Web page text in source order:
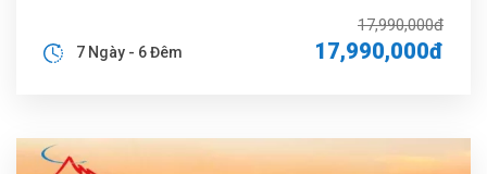
17,990,000đ
17,990,000đ
7 Ngày - 6 Đêm